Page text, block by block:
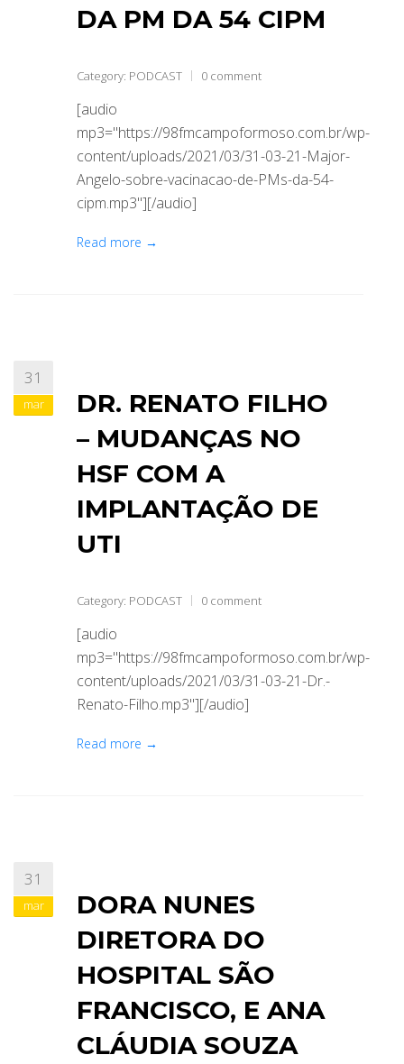
DA PM DA 54 CIPM
Category: PODCAST 0 comment
[audio
mp3="https://98fmcampoformoso.com.br/wp-
content/uploads/2021/03/31-03-21-Major-
Angelo-sobre-vacinacao-de-PMs-da-54-
cipm.mp3"][/audio]
Read more →
31
mar
DR. RENATO FILHO
– MUDANÇAS NO
HSF COM A
IMPLANTAÇÃO DE
UTI
Category: PODCAST 0 comment
[audio
mp3="https://98fmcampoformoso.com.br/wp-
content/uploads/2021/03/31-03-21-Dr.-
Renato-Filho.mp3"][/audio]
Read more →
31
mar
DORA NUNES
DIRETORA DO
HOSPITAL SÃO
FRANCISCO, E ANA
CLÁUDIA SOUZA